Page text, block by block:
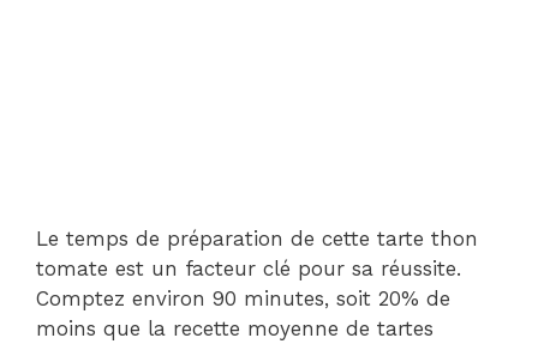
Le temps de préparation de cette tarte thon
tomate est un facteur clé pour sa réussite.
Comptez environ 90 minutes, soit 20% de
moins que la recette moyenne de tartes